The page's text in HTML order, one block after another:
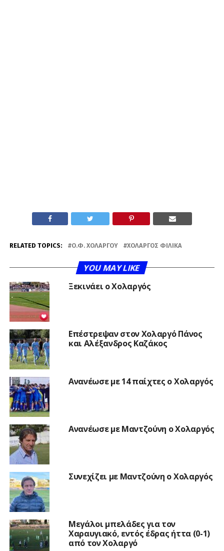
RELATED TOPICS: Ο.Φ. ΧΟΛΑΡΓΟΎ ΧΟΛΑΡΓΌΣ ΦΙΛΙΚΆ
YOU MAY LIKE
Ξεκινάει ο Χολαργός
Επέστρεψαν στον Χολαργό Πάνος
και Αλέξανδρος Καζάκος
Ανανέωσε με 14 παίχτες ο Χολαργός
Ανανέωσε με Μαντζούνη ο Χολαργός
Συνεχίζει με Μαντζούνη ο Χολαργός
Μεγάλοι μπελάδες για τον
Χαραυγιακό, εντός έδρας ήττα (0-1)
από τον Χολαργό